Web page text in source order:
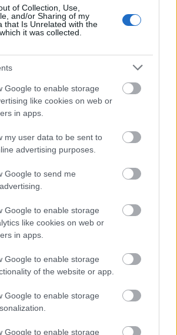
of Collection, Use,
and/or Sharing of my
that Is Unrelated with the
it was collected.
Google to enable storage
like cookies on web or
in apps.
my user data to be sent to
advertising purposes.
Google to send me
Google to enable storage
like cookies on web or
in apps.
Google to enable storage
of the website or app.
Google to enable storage
Google to enable storage
áprilisban a teljes
állók bruttó
200, a nettó átlagkereset
A bruttó átlagkereset 9,0, a
11,2, a reálkereset pedig
múlta felül az egy évvel
átlagkereset statisztikája
MTI-nek küldött
Virovácz Péter, az ING Bank
aki az átlagbérnél is
hogy miként alakult a